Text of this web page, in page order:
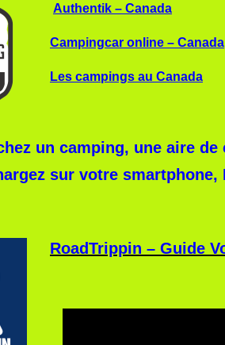
Authentik – Canada
Campingcar online – Canada
Les campings au Canada
un camping, une aire
sur votre smartphone,
RoadTrippin – Guide